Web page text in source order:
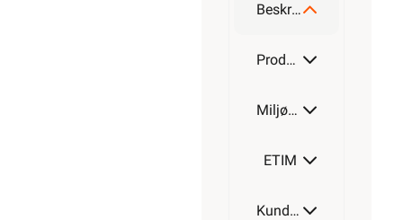
Beskrivelse
Produktdetaljer
Miljøparametere
ETIM
Kundeomtale